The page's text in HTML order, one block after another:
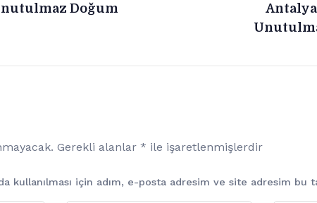
Doğum
Gerekli alanlar * ile işaretlenmişlerdir
kullanılması için adım, e-posta adresim ve site adresim bu